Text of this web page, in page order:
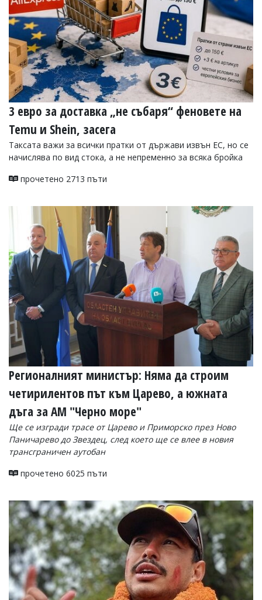
3 евро за доставка „не събаря“ феновете на
Temu и Shein, засега
Таксата важи за всички пратки от държави извън ЕС, но се
начислява по вид стока, а не непременно за всяка бройка
прочетено 2713 пъти
Регионалният министър: Няма да строим
четирилентов път към Царево, а южната
дъга за АМ "Черно море"
Ще се изгради трасе от Царево и Приморско през Ново
Паничарево до Звездец, след което ще се влее в новия
трансграничен аутобан
прочетено 6025 пъти